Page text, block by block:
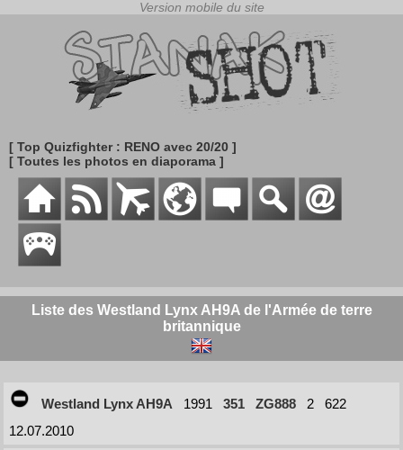
[ Top Quizfighter : RENO avec 20/20 ]
[ Toutes les photos en diaporama ]
Liste des Westland Lynx AH9A de l'Armée de terre
britannique
Westland Lynx AH9A 1991 351 ZG888 2
622
12.07.2010